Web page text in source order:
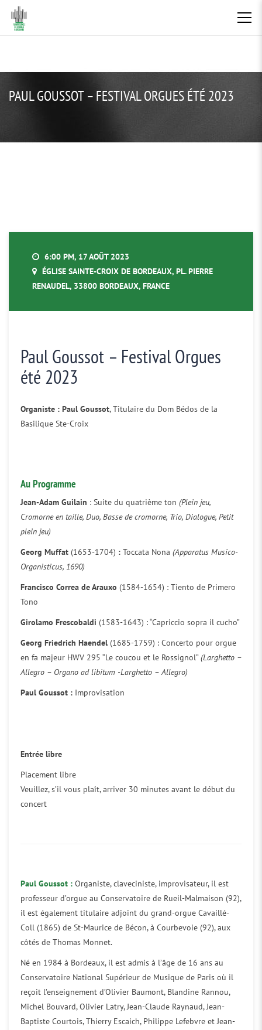
PAUL GOUSSOT – FESTIVAL ORGUES ÉTÉ 2023
6:00 PM, 17 AOÛT 2023
ÉGLISE SAINTE-CROIX DE BORDEAUX, PL. PIERRE
RENAUDEL, 33800 BORDEAUX, FRANCE
Paul Goussot – Festival Orgues
été 2023
Organiste : Paul Goussot, Titulaire du Dom Bédos de la
Basilique Ste-Croix
Au Programme
Jean-Adam Guilain : Suite du quatrième ton (Plein jeu,
Cromorne en taille, Duo, Basse de cromorne, Trio, Dialogue, Petit
plein jeu)
Georg Muffat (1653-1704) : Toccata Nona (Apparatus Musico-
Organisticus, 1690)
Francisco Correa de Arauxo (1584-1654) : Tiento de Primero
Tono
Girolamo Frescobaldi (1583-1643) : “Capriccio sopra il cucho”
Georg Friedrich Haendel (1685-1759) : Concerto pour orgue
en fa majeur HWV 295 “Le coucou et le Rossignol”(Larghetto –
Allegro – Organo ad libitum -Larghetto – Allegro)
Paul Goussot : Improvisation
Entrée libre
Placement libre
Veuillez, s’il vous plaît, arriver 30 minutes avant le début du
concert
Paul Goussot : Organiste, claveciniste, improvisateur, il est
professeur d’orgue au Conservatoire de Rueil-Malmaison (92),
il est également titulaire adjoint du grand-orgue Cavaillé-
Coll (1865) de St-Maurice de Bécon, à Courbevoie (92), aux
côtés de Thomas Monnet.
Né en 1984 à Bordeaux, il est admis à l’âge de 16 ans au
Conservatoire National Supérieur de Musique de Paris où il
reçoit l’enseignement d’Olivier Baumont, Blandine Rannou,
Michel Bouvard, Olivier Latry, Jean-Claude Raynaud, Jean-
Baptiste Courtois, Thierry Escaich, Philippe Lefebvre et Jean-